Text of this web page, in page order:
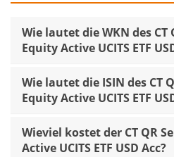
Wie lautet die WKN des CT
Equity Active UCITS ETF
Wie lautet die ISIN des CT
Equity Active UCITS ETF
Wieviel kostet der CT QR
Active UCITS ETF USD Acc?